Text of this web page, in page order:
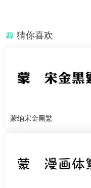
猜你喜欢
蒙纳宋金黑繁